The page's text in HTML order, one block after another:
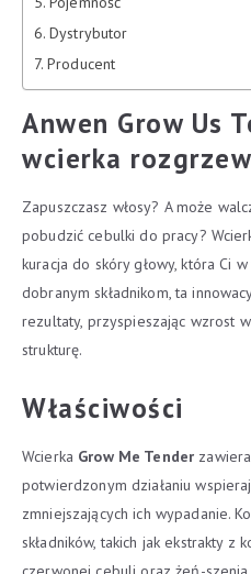
Dystrybutor
Producent
Anwen Grow Us
wcierka
Zapuszczasz włosy? A może
pobudzić cebulki do pracy?
kuracja do skóry głowy, która Ci
dobranym składnikom, ta
rezultaty, przyspieszając wzrost
strukturę.
Właściwości
Wcierka Grow Me Tender
potwierdzonym działaniu
zmniejszających ich wypadanie.
składników, takich jak ekstrakty z